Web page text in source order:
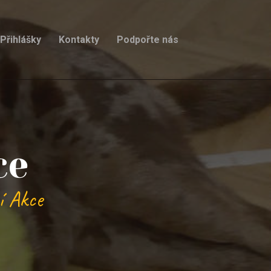
Přihlášky Kontakty Podpořte nás
Akce